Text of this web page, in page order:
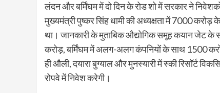
लंदन और बर्मिंघम में दो दिन के रोड शो में सरकार ने
मुख्यमंत्री पुष्कर सिंह धामी की अध्यक्षता में 7000
था। जानकारी के मुताबिक औद्योगिक समूह कयान जेट
करोड़, बर्मिंघम में अलग-अलग कंपनियों के साथ 1500
ही औली, दयारा बुग्याल और मुनस्यारी में स्की रिसॉर्ट
रोपवे में निवेश करेगी।